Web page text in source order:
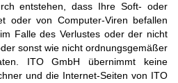
entstehen, dass Ihre Soft- oder
oder von Computer-Viren befallen
Falle des Verlustes oder der nicht
sonst wie nicht ordnungsgemäßer
ITO GmbH übernimmt keine
und die Internet-Seiten von ITO